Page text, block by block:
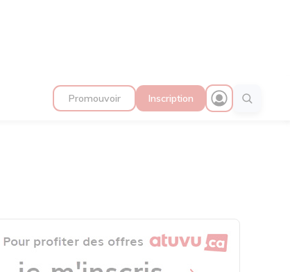
Promouvoir Inscription